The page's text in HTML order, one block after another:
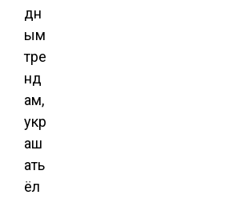
дн
ым
тре
нд
ам,
укр
аш
ать
ёл